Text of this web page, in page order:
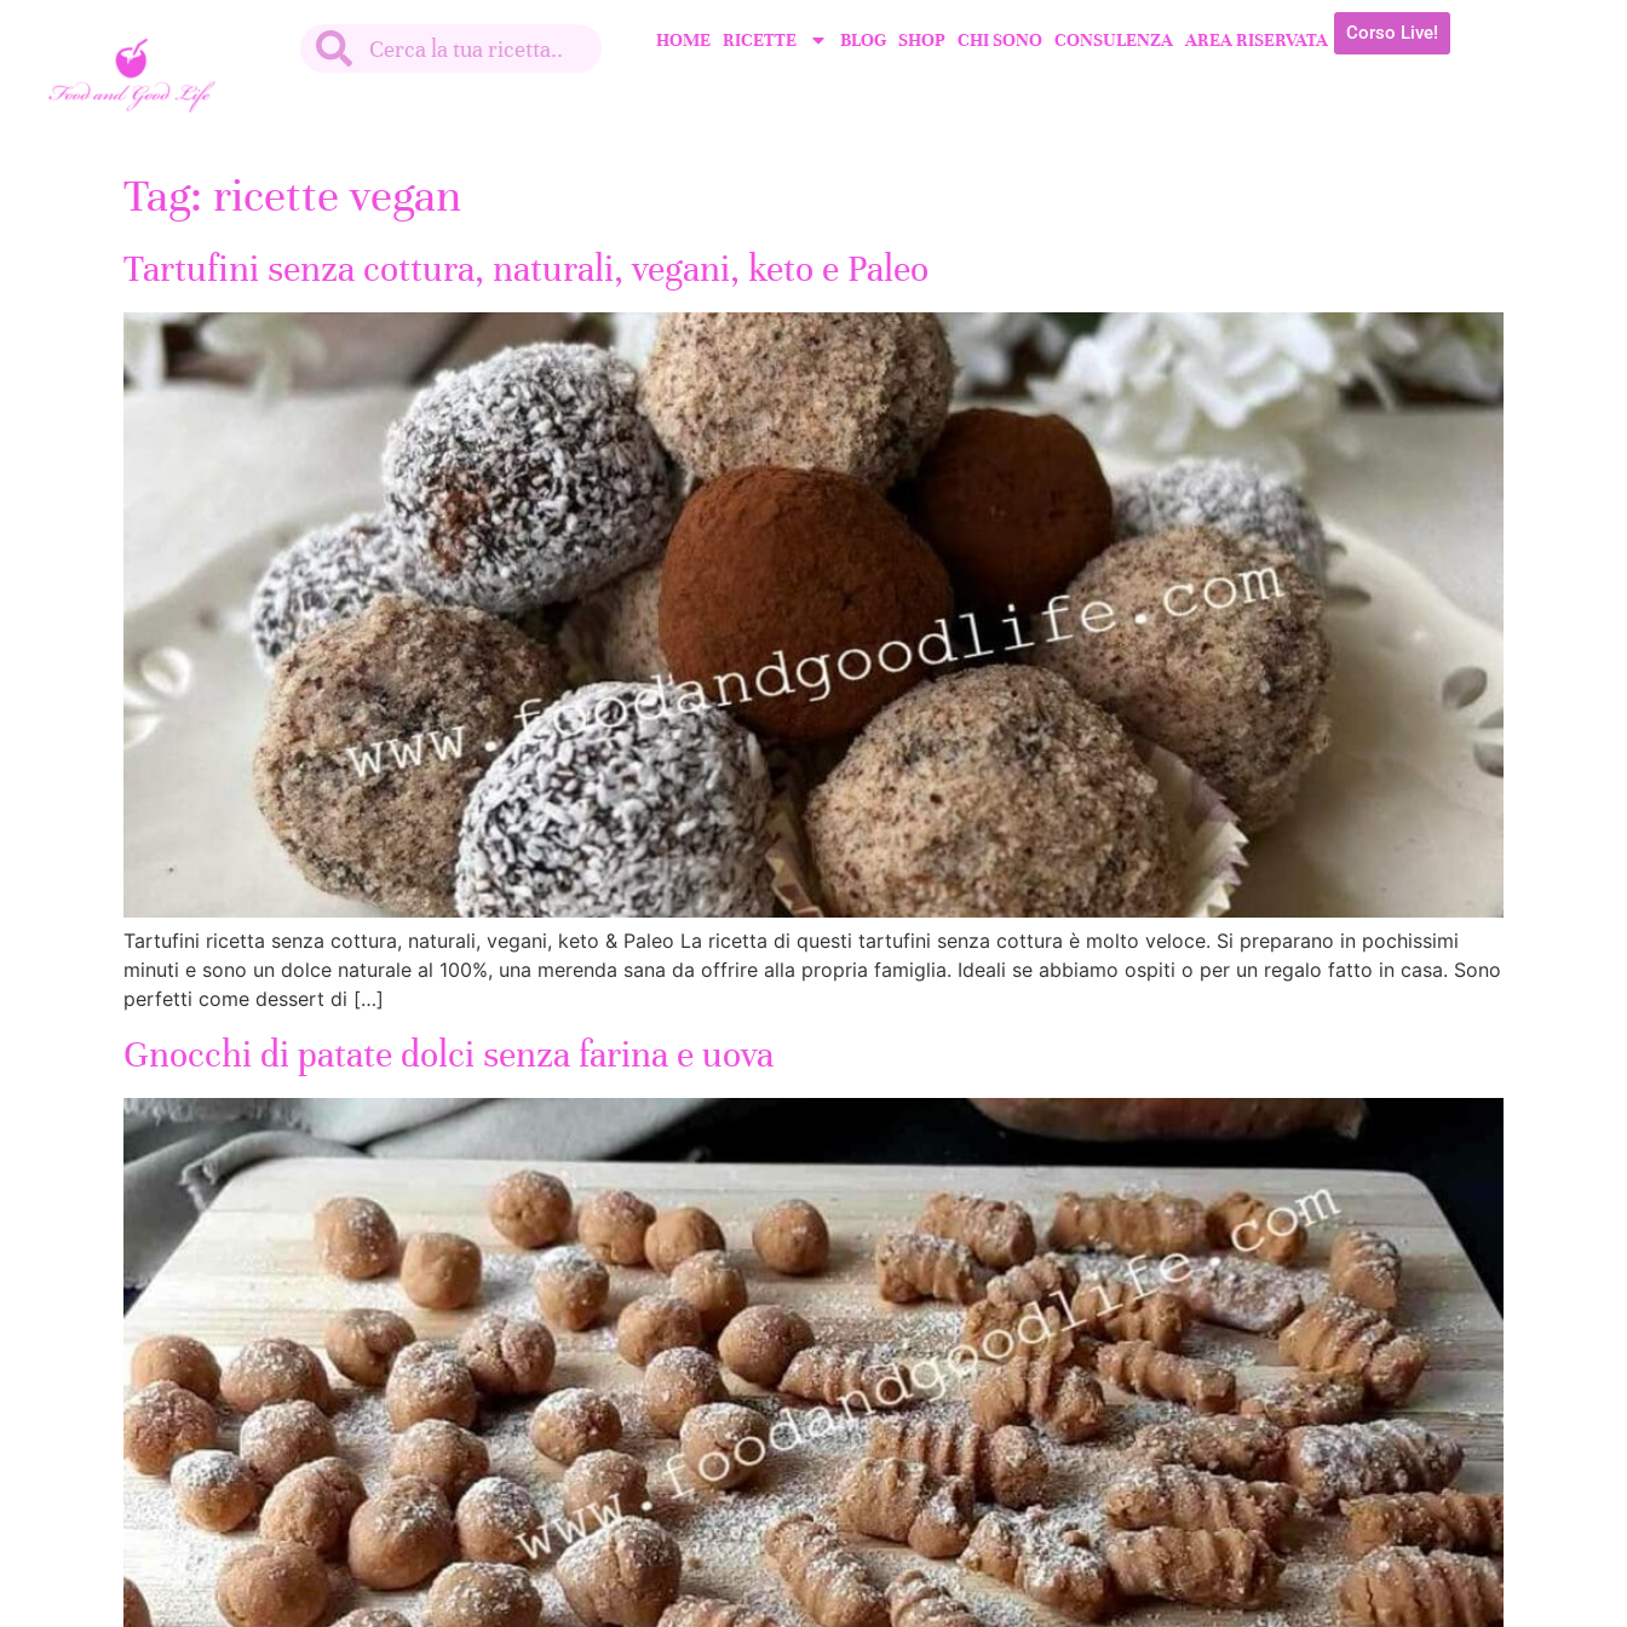
HOME RICETTE BLOG SHOP CHI SONO CONSULENZA AREA RISERVATA Corso Live!
Tag: ricette vegan
Tartufini senza cottura, naturali, vegani, keto e Paleo
Tartufini ricetta senza cottura, naturali, vegani, keto & Paleo La ricetta di questi tartufini senza cottura è molto veloce. Si preparano in pochissimi
minuti e sono un dolce naturale al 100%, una merenda sana da offrire alla propria famiglia. Ideali se abbiamo ospiti o per un regalo fatto in casa. Sono
perfetti come dessert di […]
Gnocchi di patate dolci senza farina e uova